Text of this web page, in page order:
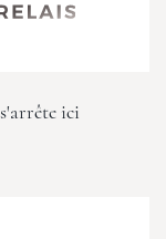
ici